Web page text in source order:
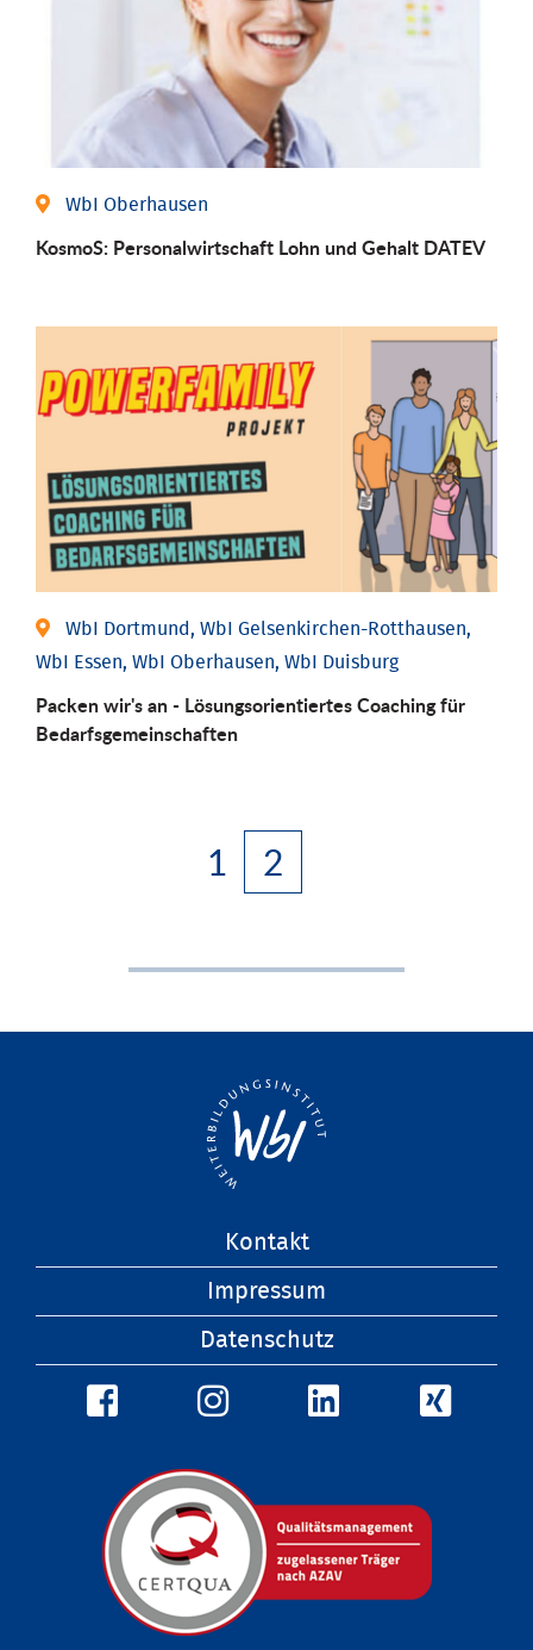
WbI Oberhausen
KosmoS: Personalwirtschaft Lohn und Gehalt DATEV
WbI Dortmund, WbI Gelsenkirchen-Rotthausen,
WbI Essen, WbI Oberhausen, WbI Duisburg
Packen wir's an - Lösungsorientiertes Coaching für
Bedarfsgemeinschaften
1 2
Kontakt
Impressum
Datenschutz